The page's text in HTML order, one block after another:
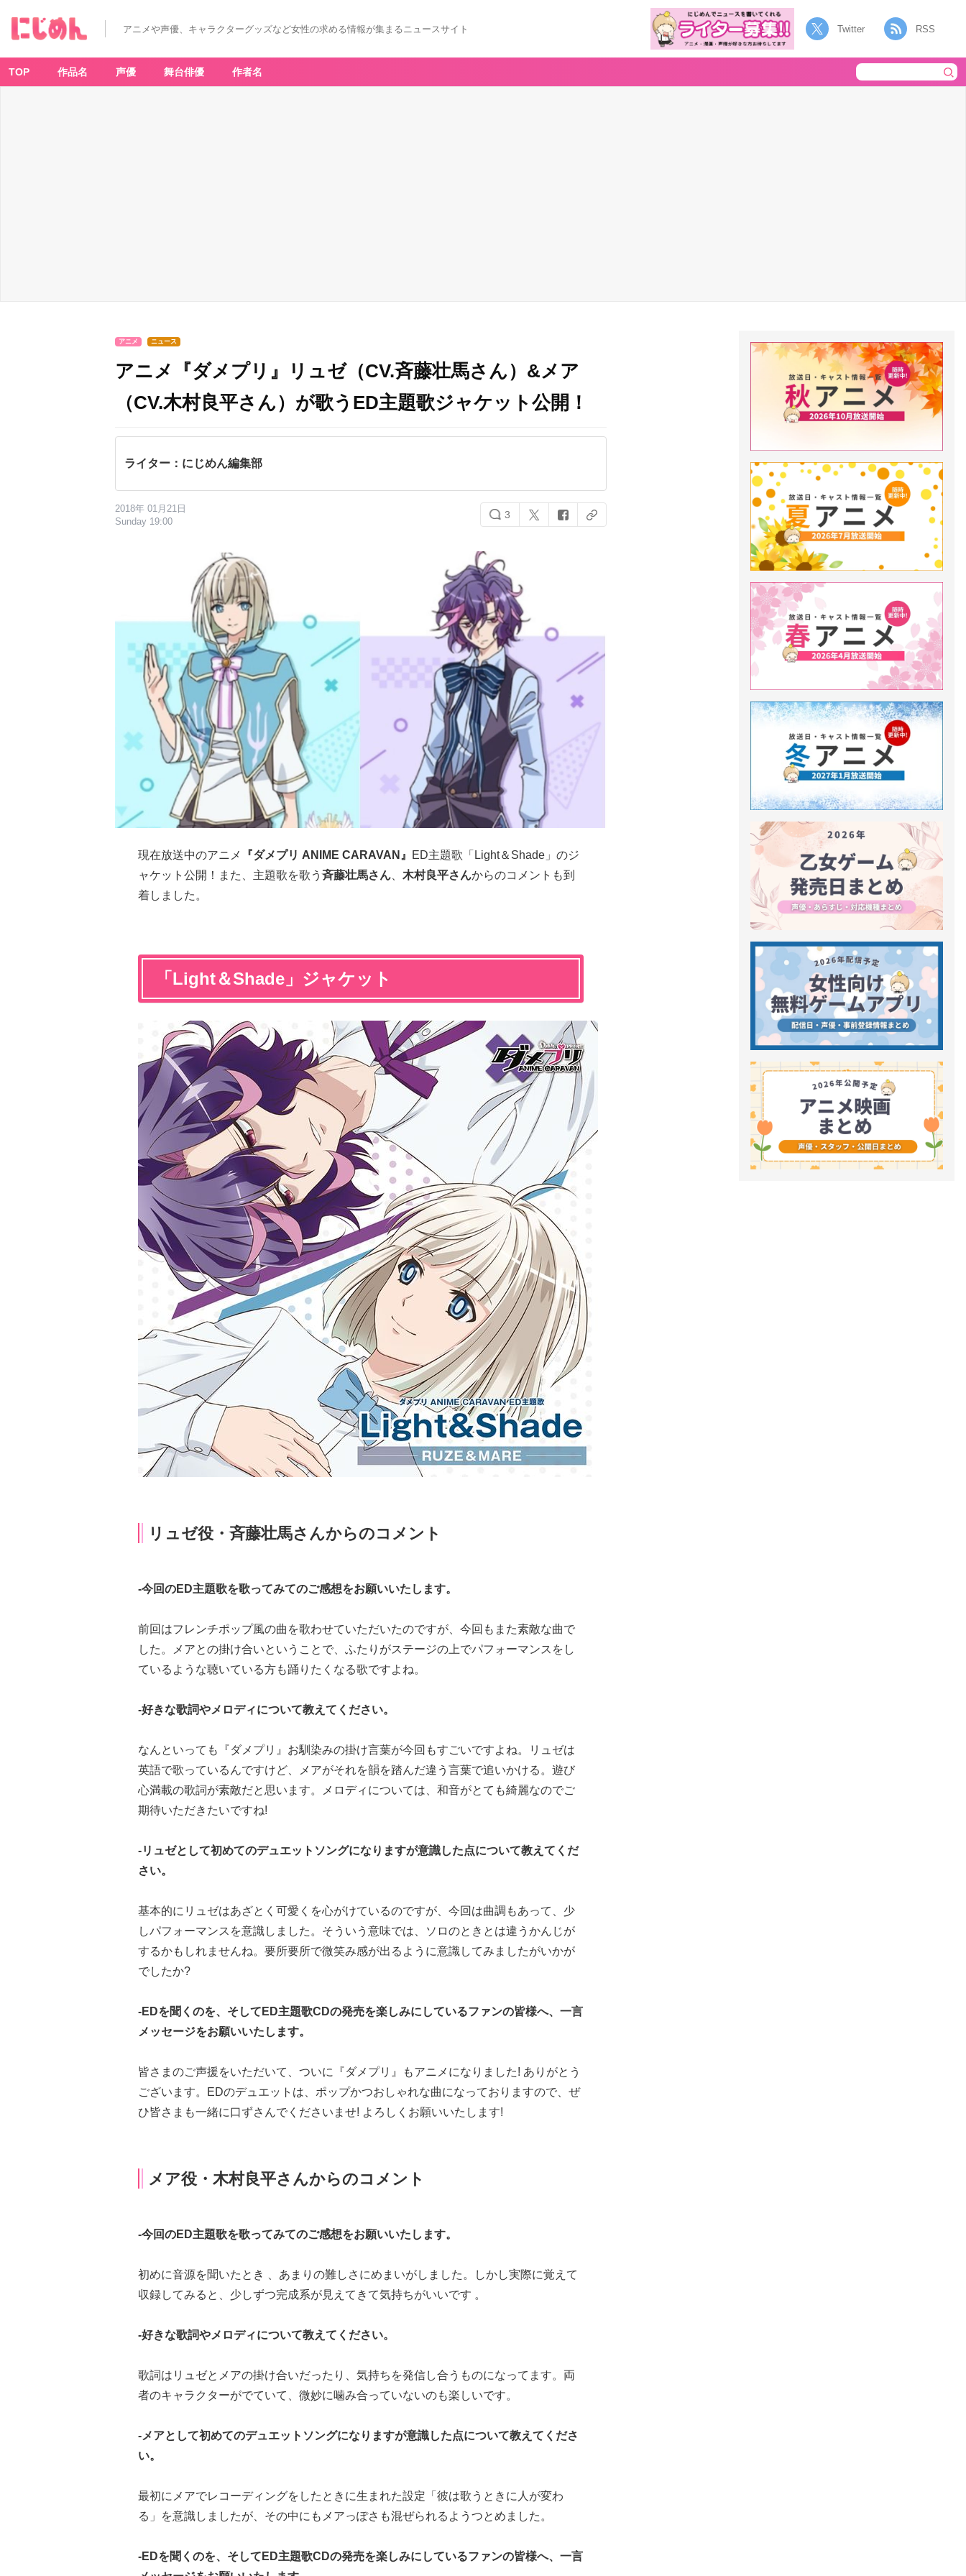
アニメや声優、キャラクターグッズなど女性の求める情報が集まるニュースサイト Twitter RSS
TOP 作品名 声優 舞台俳優 作者名
アニメ ニュース
アニメ『ダメプリ』リュゼ（CV.斉藤壮馬さん）&メア
（CV.木村良平さん）が歌うED主題歌ジャケット公開！
ライター：にじめん編集部
2018年 01月21日
Sunday 19:00
3
現在放送中のアニメ 『ダメプリ ANIME CARAVAN』
ED主題歌「Light＆Shade」のジ
ャケット公開！また、主題歌を歌う斉藤壮馬さん 木村良平さんからのコメントも到
着しました。
「Light＆Shade」ジャケット
リュゼ役・斉藤壮馬さんからのコメント
-今回のED主題歌を歌ってみてのご感想をお願いいたします。
前回はフレンチポップ風の曲を歌わせていただいたのですが、今回もまた素敵な曲で
した。メアとの掛け合いということで、ふたりがステージの上でパフォーマンスをし
ているような聴いている方も踊りたくなる歌ですよね。
-好きな歌詞やメロディについて教えてください。
なんといっても『ダメプリ』お馴染みの掛け言葉が今回もすごいですよね。リュゼは
英語で歌っているんですけど、メアがそれを韻を踏んだ違う言葉で追いかける。遊び
心満載の歌詞が素敵だと思います。メロディについては、和音がとても綺麗なのでご
期待いただきたいですね!
-リュゼとして初めてのデュエットソングになりますが意識した点について教えてくだ
さい。
基本的にリュゼはあざとく可愛くを心がけているのですが、今回は曲調もあって、少
しパフォーマンスを意識しました。そういう意味では、ソロのときとは違うかんじが
するかもしれませんね。要所要所で微笑み感が出るように意識してみましたがいかが
でしたか?
-EDを聞くのを、そしてED主題歌CDの発売を楽しみにしているファンの皆様へ、一言
メッセージをお願いいたします。
皆さまのご声援をいただいて、ついに『ダメプリ』もアニメになりました! ありがとう
ございます。EDのデュエットは、ポップかつおしゃれな曲になっておりますので、ぜ
ひ皆さまも一緒に口ずさんでくださいませ! よろしくお願いいたします!
メア役・木村良平さんからのコメント
-今回のED主題歌を歌ってみてのご感想をお願いいたします。
初めに音源を聞いたとき 、あまりの難しさにめまいがしました。しかし実際に覚えて
収録してみると、少しずつ完成系が見えてきて気持ちがいいです 。
-好きな歌詞やメロディについて教えてください。
歌詞はリュゼとメアの掛け合いだったり、気持ちを発信し合うものになってます。両
者のキャラクターがでていて、微妙に噛み合っていないのも楽しいです。
-メアとして初めてのデュエットソングになりますが意識した点について教えてくださ
い。
最初にメアでレコーディングをしたときに生まれた設定「彼は歌うときに人が変わ
る」を意識しましたが、その中にもメアっぽさも混ぜられるようつとめました。
-EDを聞くのを、そしてED主題歌CDの発売を楽しみにしているファンの皆様へ、一言